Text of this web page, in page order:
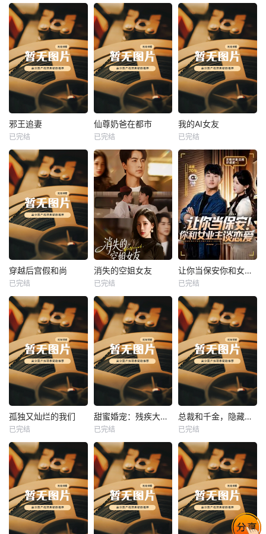
热播
邪王追妻
未知
邪王追妻
已完结
热播
未知
仙尊奶爸在都市
已完结
热播
我的AI女友
未知
我的AI女友
已完结
热播
未知
穿越后宫假和尚
已完结
热播
未知
消失的空姐女友
已完结
热播
未知
让你当保安你和女业主谈恋爱
已完结
热播
未知
孤独又灿烂的我们
已完结
热播
未知
甜蜜婚宠：残疾大佬夜夜撩
已完结
热播
未知
总裁和千金，隐藏身份闪婚了
已完结